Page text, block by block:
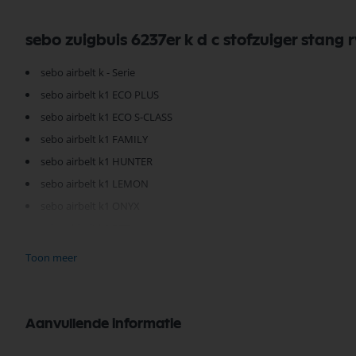
sebo zuigbuis 6237er k d c stofzuiger stang
sebo airbelt k - Serie
sebo airbelt k1 ECO PLUS
sebo airbelt k1 ECO S-CLASS
sebo airbelt k1 FAMILY
sebo airbelt k1 HUNTER
sebo airbelt k1 LEMON
sebo airbelt d - Serie
Toon meer
Aanvullende informatie